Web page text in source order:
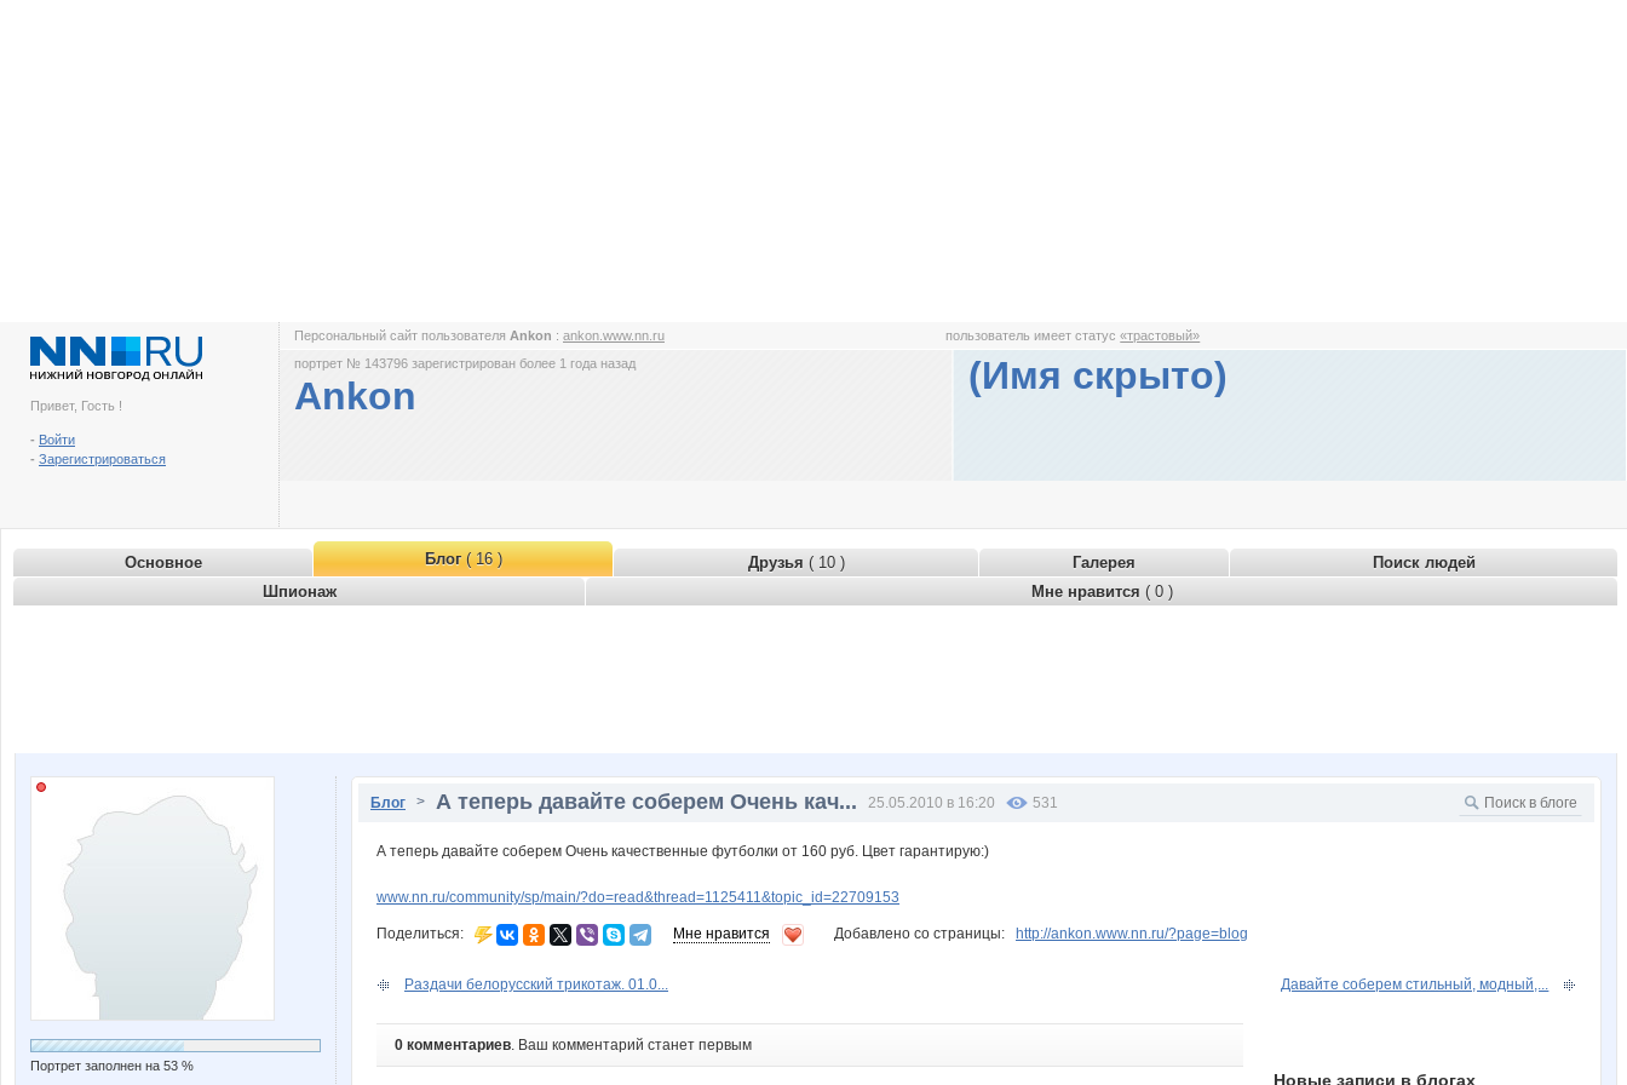
Привет, Гость !
- Войти
- Зарегистрироваться
Персональный сайт пользователя Ankon : ankon.www.nn.ru пользователь имеет статус«трастовый»
портрет № 143796 зарегистрирован более 1 года назад
Ankon (Имя скрыто)
Основное Блог( 16 ) Друзья ( 10 ) Галерея
Поиск людей
Шпионаж
Мне нравится ( 0 )
Портрет заполнен на 53 %
Блог > А теперь давайте соберем Очень кач... 25.05.2010 в 16:20 531
А теперь давайте соберем Очень качественные футболки от 160 руб. Цвет гарантирую:)
www.nn.ru/community/sp/main/?do=read&thread=1125411&topic_id=22709153
Поделиться: Мне нравится Добавлено со страницы: http://ankon.www.nn.ru/?page=blog
Раздачи белорусский трикотаж. 01.0... Давайте соберем стильный, модный,...
0 комментариев. Ваш комментарий станет первым
Новые записи в блогах